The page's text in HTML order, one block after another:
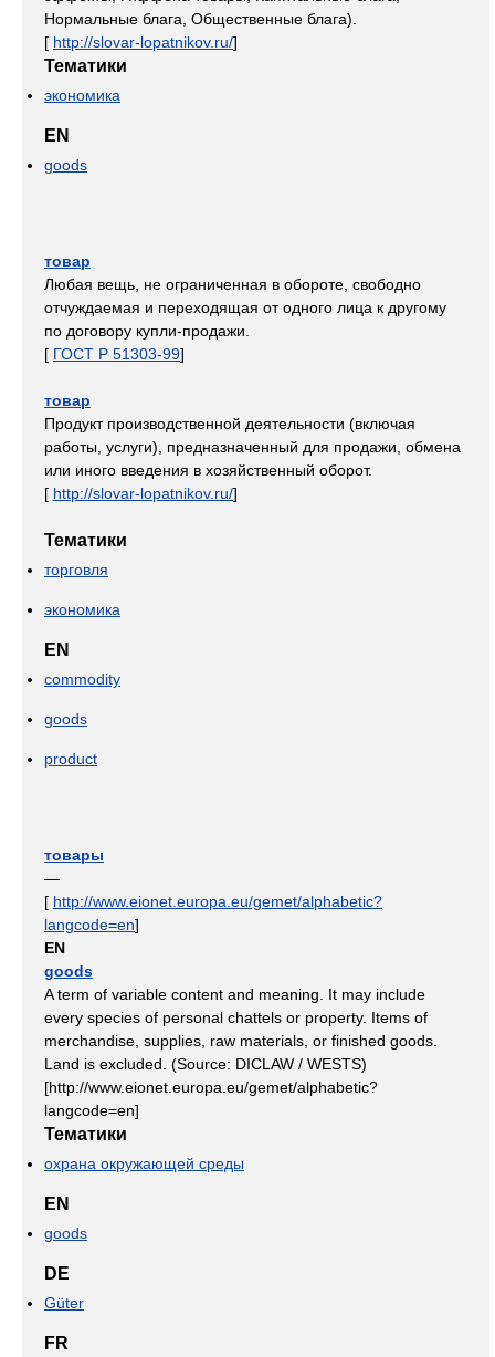
Нормальные блага, Общественные блага).
[ http://slovar-lopatnikov.ru/]
Тематики
экономика
EN
goods
товар
Любая вещь, не ограниченная в обороте, свободно
отчуждаемая и переходящая от одного лица к другому
по договору купли-продажи.
[ ГОСТ Р 51303-99]
товар
Продукт производственной деятельности (включая
работы, услуги), предназначенный для продажи, обмена
или иного введения в хозяйственный оборот.
[ http://slovar-lopatnikov.ru/]
Тематики
торговля
экономика
EN
commodity
goods
product
товары
—
[ http://www.eionet.europa.eu/gemet/alphabetic?
langcode=en]
EN
goods
A term of variable content and meaning. It may include
every species of personal chattels or property. Items of
merchandise, supplies, raw materials, or finished goods.
Land is excluded. (Source: DICLAW / WESTS)
[http://www.eionet.europa.eu/gemet/alphabetic?
langcode=en]
Тематики
охрана окружающей среды
EN
goods
DE
Güter
FR